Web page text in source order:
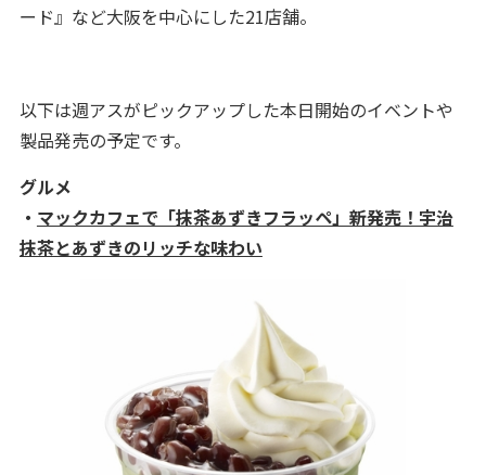
ード』など大阪を中心にした21店舗。
以下は週アスがピックアップした本日開始のイベントや
製品発売の予定です。
グルメ
・ マックカフェで「抹茶あずきフラッペ」新発売！宇治
抹茶とあずきのリッチな味わい